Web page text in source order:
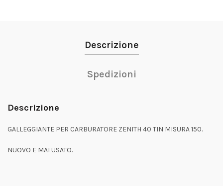
Descrizione
Spedizioni
Descrizione
GALLEGGIANTE PER CARBURATORE ZENITH 40 TIN MISURA 150.
NUOVO E MAI USATO.